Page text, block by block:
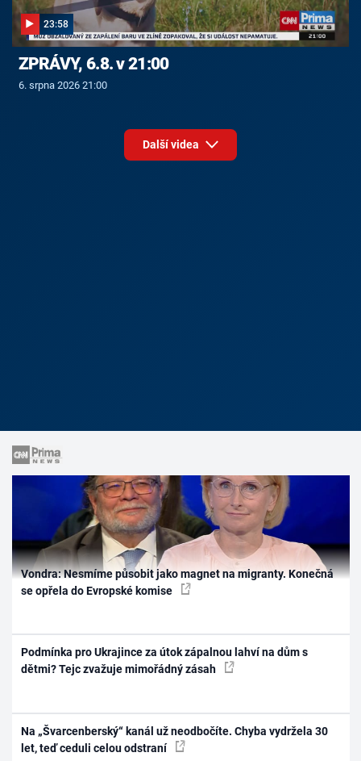
23:58
ZPRÁVY, 6.8. v 21:00
6. srpna 2026 21:00
Další videa
Vondra: Nesmíme působit jako magnet na migranty. Konečná
se opřela do Evropské komise
Podmínka pro Ukrajince za útok zápalnou lahví na dům s
dětmi? Tejc zvažuje mimořádný zásah
Na „Švarcenberský“ kanál už neodbočíte. Chyba vydržela 30
let, teď ceduli celou odstraní